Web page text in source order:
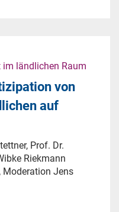
ländlichen Raum
von
auf
Prof. Dr.
Riekmann
Moderation Jens